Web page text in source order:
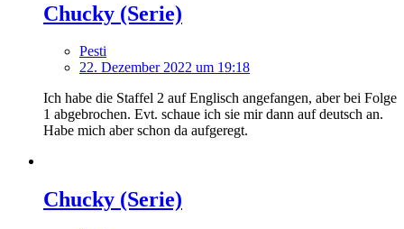
Chucky (Serie)
Pesti
22. Dezember 2022 um 19:18
Ich habe die Staffel 2 auf Englisch angefangen, aber bei Folge
1 abgebrochen. Evt. schaue ich sie mir dann auf deutsch an.
Habe mich aber schon da aufgeregt.
Chucky (Serie)